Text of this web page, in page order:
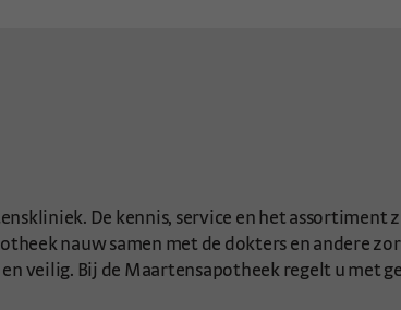
De kennis, service en het assortiment
nauw samen met de dokters en andere
veilig. Bij de Maartensapotheek regelt u met